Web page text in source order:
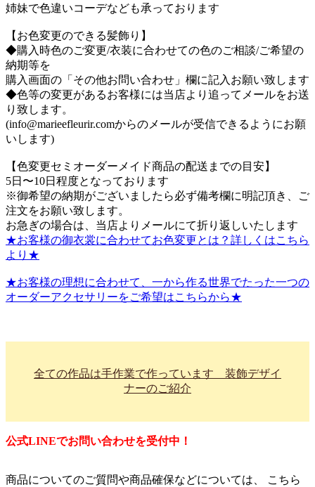
姉妹で色違いコーデなども承っております
【お色変更のできる髪飾り】
◆購入時色のご変更/衣装に合わせての色のご相談/ご希望の
納期等を
購入画面の「その他お問い合わせ」欄に記入お願い致します
◆色等の変更があるお客様には当店より追ってメールをお送
り致します。
(info@marieefleurir.comからのメールが受信できるようにお願
いします)
【色変更セミオーダーメイド商品の配送までの目安】
5日〜10日程度となっております
※御希望の納期がございましたら必ず備考欄に明記頂き、ご
注文をお願い致します。
お急ぎの場合は、当店よりメールにて折り返しいたします
★お客様の御衣裳に合わせてお色変更とは？詳しくはこちら
より★
★お客様の理想に合わせて、一から作る世界でたった一つの
オーダーアクセサリーをご希望はこちらから★
全ての作品は手作業で作っています 装飾デザイ
ナーのご紹介
公式LINEでお問い合わせを受付中！
商品についてのご質問や商品確保などについては、 こちら